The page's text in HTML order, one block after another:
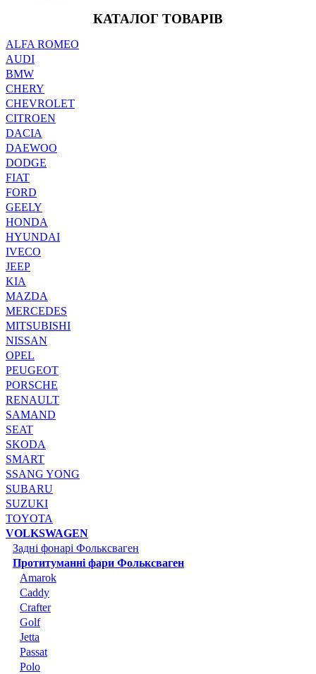
КАТАЛОГ ТОВАРІВ
ALFA ROMEO
AUDI
BMW
CHERY
CHEVROLET
CITROEN
DACIA
DAEWOO
DODGE
FIAT
FORD
GEELY
HONDA
HYUNDAI
IVECO
JEEP
KIA
MAZDA
MERCEDES
MITSUBISHI
NISSAN
OPEL
PEUGEOT
PORSCHE
RENAULT
SAMAND
SEAT
SKODA
SMART
SSANG YONG
SUBARU
SUZUKI
TOYOTA
VOLKSWAGEN
Задні фонарі Фольксваген
Протитуманні фари Фольксваген
Amarok
Caddy
Crafter
Golf
Jetta
Passat
Polo